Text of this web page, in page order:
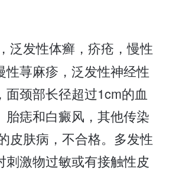
泛发性体癣，疥疮，慢性
性荨麻疹，泛发性神经性
面颈部长径超过1cm的血
胎痣和白癜风，其他传染
皮肤病，不合格。多发性
刺激物过敏或有接触性皮